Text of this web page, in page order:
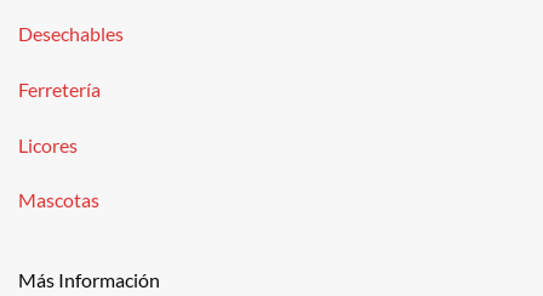
Desechables
Ferretería
Licores
Mascotas
Más Información